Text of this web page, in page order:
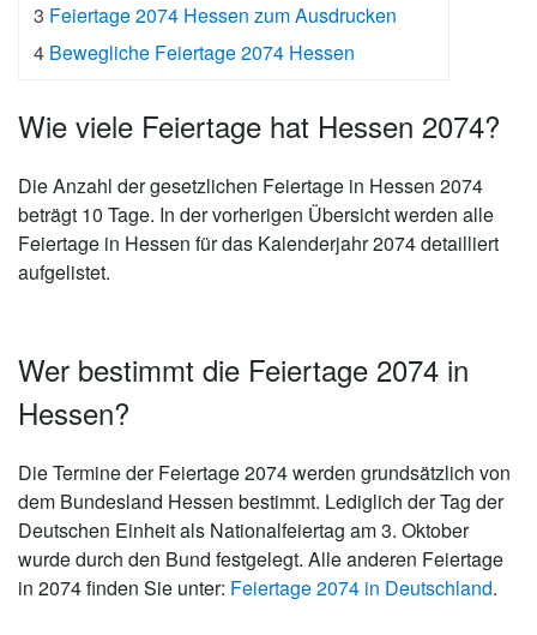
3 Feiertage 2074 Hessen zum Ausdrucken
4 Bewegliche Feiertage 2074 Hessen
Wie viele Feiertage hat Hessen 2074?
Die Anzahl der gesetzlichen Feiertage in Hessen 2074
beträgt 10 Tage. In der vorherigen Übersicht werden alle
Feiertage in Hessen für das Kalenderjahr 2074 detailliert
aufgelistet.
Wer bestimmt die Feiertage 2074 in
Hessen?
Die Termine der Feiertage 2074 werden grundsätzlich von
dem Bundesland Hessen bestimmt. Lediglich der Tag der
Deutschen Einheit als Nationalfeiertag am 3. Oktober
wurde durch den Bund festgelegt. Alle anderen Feiertage
in 2074 finden Sie unter: Feiertage 2074 in Deutschland.